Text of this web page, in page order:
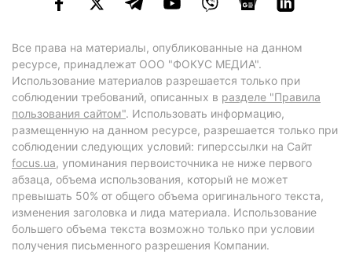
Все права на материалы, опубликованные на данном
ресурсе, принадлежат ООО "ФОКУС МЕДИА".
Использование материалов разрешается только при
соблюдении требований, описанных в разделе "Правила
пользования сайтом". Использовать информацию,
размещенную на данном ресурсе, разрешается только при
соблюдении следующих условий: гиперссылки на Сайт
focus.ua, упоминания первоисточника не ниже первого
абзаца, объема использования, который не может
превышать 50% от общего объема оригинального текста,
изменения заголовка и лида материала. Использование
большего объема текста возможно только при условии
получения письменного разрешения Компании.